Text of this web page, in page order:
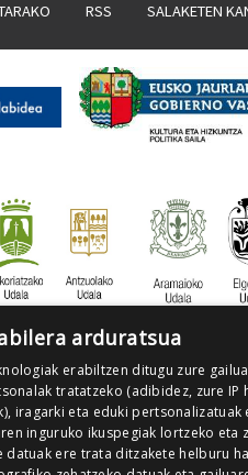
RSS SALAKETEN
arduratsua
erabiltzen ditugu zure
tratatzeko (adibidez, zure IP
iragarki eta eduki pertsonalizatuak
inguruko ikuspegiak lortzeko eta
datuak ere trata ditzakete helburu